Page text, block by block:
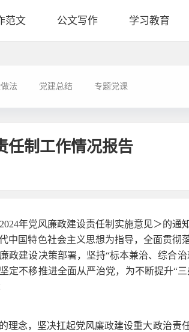
范文 公文写作 学习教育
法 党建总结 专题党课
任制工作情况报告
年党风廉政建设责任制实施意见＞的通
中国特色社会主义思想为指导，全面贯彻
建设决策部署，坚持“标本兼治、综合
不移推进全面从严治党，为不断提升“
理念，坚决扛起党风廉政建设重大政治责